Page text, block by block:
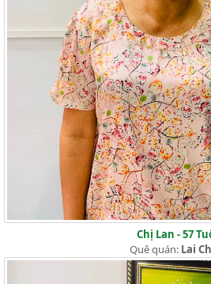
Chị Lan - 57
Quê quán: Lai